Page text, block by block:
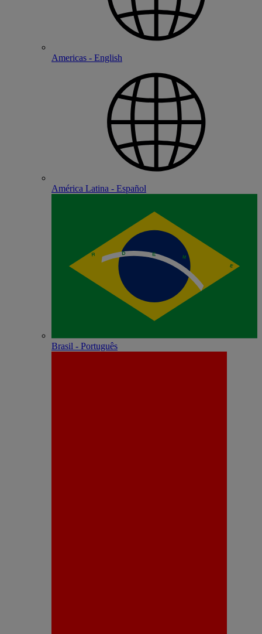
Americas - English
América Latina - Español
Brasil - Português